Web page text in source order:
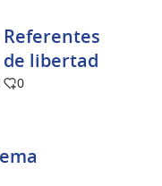
libertad
0